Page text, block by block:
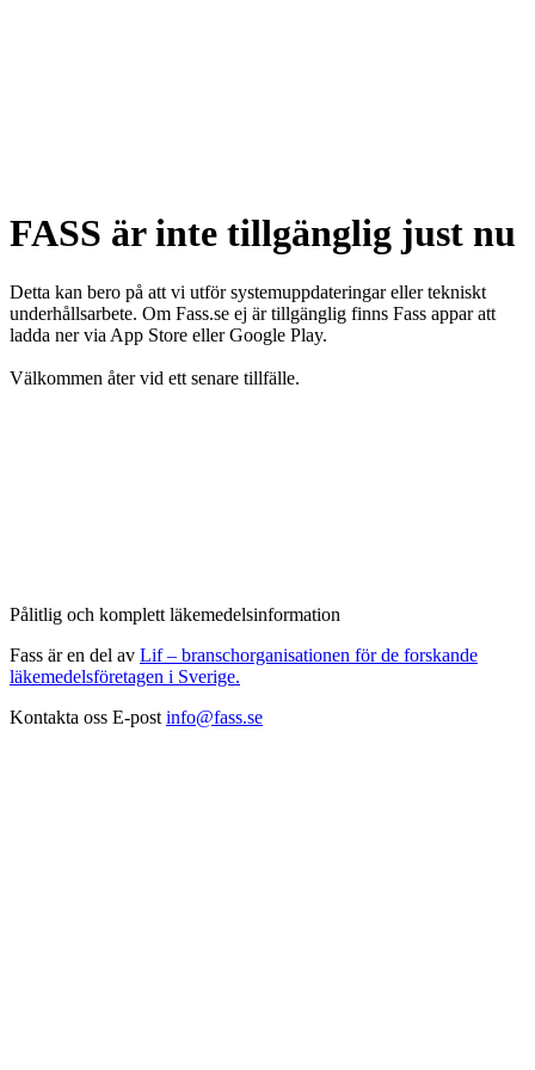
FASS är inte tillgänglig just nu
Detta kan bero på att vi utför systemuppdateringar eller tekniskt
underhållsarbete. Om Fass.se ej är tillgänglig finns Fass appar att
ladda ner via App Store eller Google Play.
Välkommen åter vid ett senare tillfälle.
Pålitlig och komplett läkemedelsinformation
Fass är en del av Lif – branschorganisationen för de forskande
läkemedelsföretagen i Sverige.
Kontakta oss E-post info@fass.se